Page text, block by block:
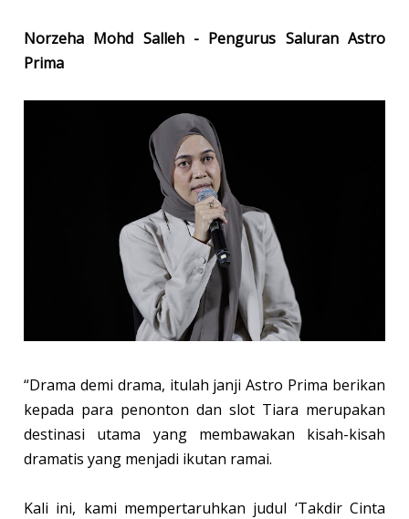
Norzeha Mohd Salleh - Pengurus Saluran Astro
Prima
“Drama demi drama, itulah janji Astro Prima berikan
kepada para penonton dan slot Tiara merupakan
destinasi utama yang membawakan kisah-kisah
dramatis yang menjadi ikutan ramai.
Kali ini, kami mempertaruhkan judul ‘Takdir Cinta